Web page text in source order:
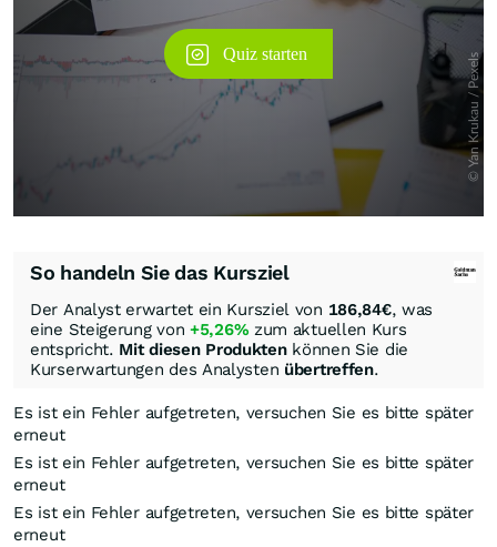
So handeln Sie das Kursziel
Der Analyst erwartet ein Kursziel von 186,84€, was
eine Steigerung von +5,26% zum aktuellen Kurs
entspricht. Mit diesen Produktenkönnen Sie die
Kurserwartungen des Analysten übertreffen.
Es ist ein Fehler aufgetreten, versuchen Sie es bitte später
erneut
Es ist ein Fehler aufgetreten, versuchen Sie es bitte später
erneut
Es ist ein Fehler aufgetreten, versuchen Sie es bitte später
erneut